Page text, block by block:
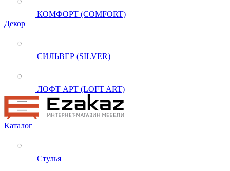
КОМФОРТ (COMFORT)
Декор
СИЛЬВЕР (SILVER)
ЛОФТ АРТ (LOFT ART)
Каталог
Стулья